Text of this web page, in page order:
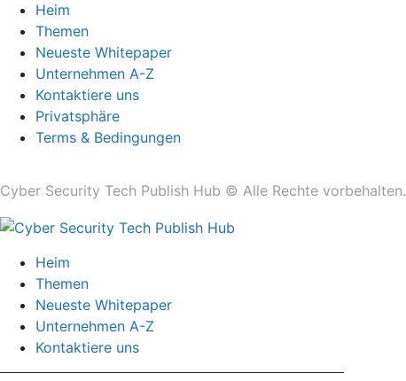
Heim
Themen
Neueste Whitepaper
Unternehmen A-Z
Kontaktiere uns
Privatsphäre
Terms & Bedingungen
Cyber ​​Security Tech Publish Hub © Alle Rechte vorbehalten.
Heim
Themen
Neueste Whitepaper
Unternehmen A-Z
Kontaktiere uns